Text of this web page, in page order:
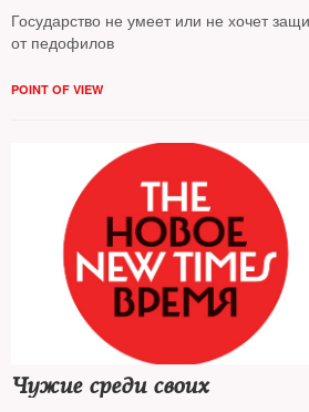
Государство не умеет или не хочет
от педофилов
POINT OF VIEW
Чужие среди своих